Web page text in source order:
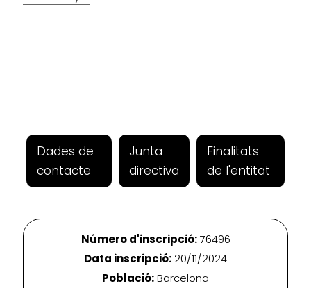
Dades de
contacte
Junta
directiva
Finalitats
de l'entitat
Número d'inscripció:76496
Data inscripció:20/11/2024
Població:Barcelona